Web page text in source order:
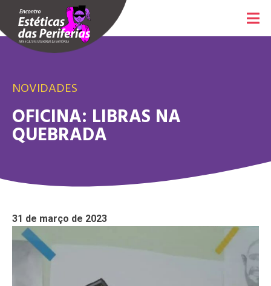
NOVIDADES
OFICINA: LIBRAS NA
QUEBRADA
31 de março de 2023